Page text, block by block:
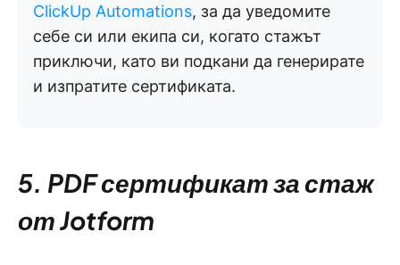
ClickUp Automations, за да уведомите
себе си или екипа си, когато стажът
приключи, като ви подкани да генерирате
и изпратите сертификата.
5. PDF сертификат за стаж
от Jotform